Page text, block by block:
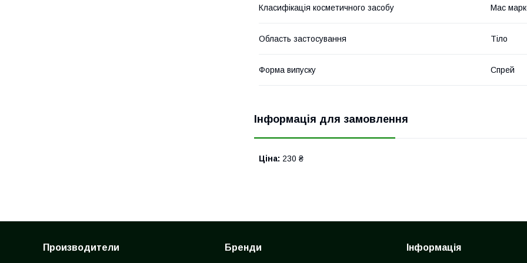
Класифікація косметичного засобу Мас
Область застосування Тіло
Форма випуску Спрей
Інформація для замовлення
Ціна: 230 ₴
Производители Бренди Інформація